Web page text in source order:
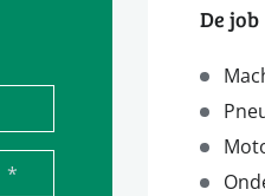
*
De job